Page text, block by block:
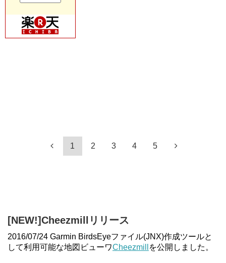
1 2 3 4 5
[NEW!]Cheezmillリリース
2016/07/24 Garmin BirdsEyeファイル(JNX)作成ツールと
して利用可能な地図ビューワCheezmill を公開しました。